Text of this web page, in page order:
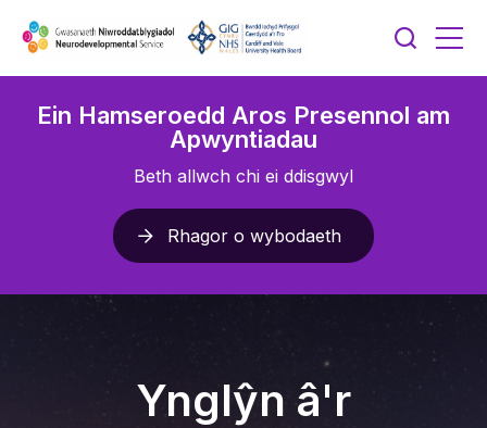
Ein Hamseroedd Aros Presennol am
Apwyntiadau
Beth allwch chi ei ddisgwyl
Rhagor o wybodaeth
Ynglŷn â'r